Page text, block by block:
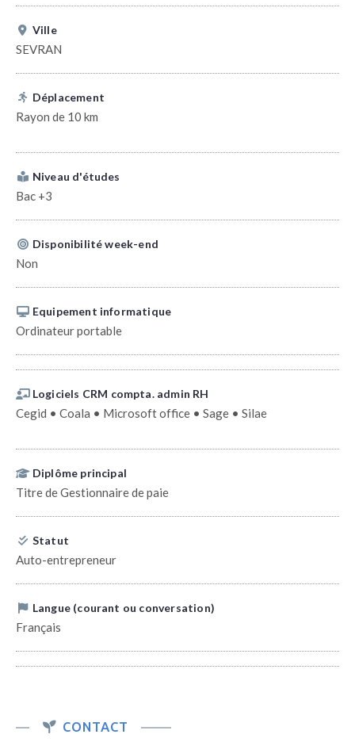
Ville
SEVRAN
Déplacement
Rayon de 10 km
Niveau d'études
Bac +3
Disponibilité week-end
Non
Equipement informatique
Ordinateur portable
Logiciels CRM compta. admin RH
Cegid • Coala • Microsoft office • Sage • Silae
Diplôme principal
Titre de Gestionnaire de paie
Statut
Auto-entrepreneur
Langue (courant ou conversation)
Français
CONTACT